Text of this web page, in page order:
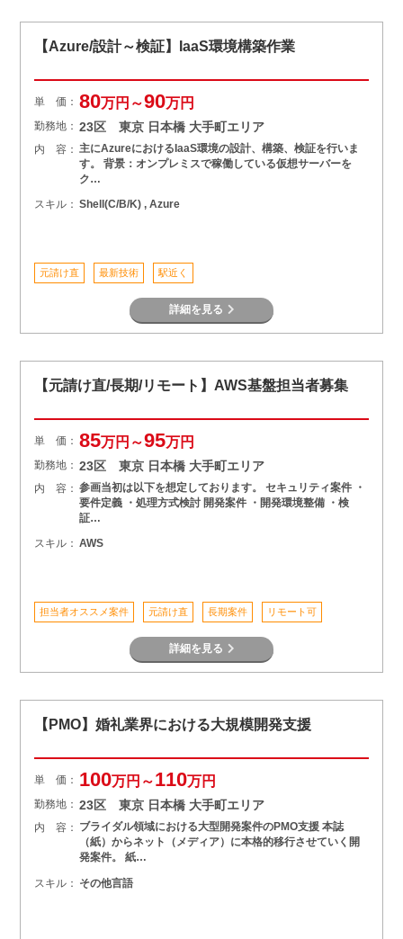
【Azure/設計～検証】IaaS環境構築作業
単 価： 80万円～90万円
勤務地： 23区 東京 日本橋 大手町エリア
内 容： 主にAzureにおけるIaaS環境の設計、構築、検証を行いま
す。 背景：オンプレミスで稼働している仮想サーバーを
ク…
スキル： Shell(C/B/K) , Azure
元請け直 最新技術 駅近く
詳細を見る
【元請け直/長期/リモート】AWS基盤担当者募集
単 価： 85万円～95万円
勤務地： 23区 東京 日本橋 大手町エリア
内 容： 参画当初は以下を想定しております。 セキュリティ案件 ・
要件定義 ・処理方式検討 開発案件 ・開発環境整備 ・検
証…
スキル： AWS
担当者オススメ案件 元請け直 長期案件 リモート可
詳細を見る
【PMO】婚礼業界における大規模開発支援
単 価： 100万円～110万円
勤務地： 23区 東京 日本橋 大手町エリア
内 容： ブライダル領域における大型開発案件のPMO支援 本誌
（紙）からネット（メディア）に本格的移行させていく開
発案件。 紙…
スキル： その他言語